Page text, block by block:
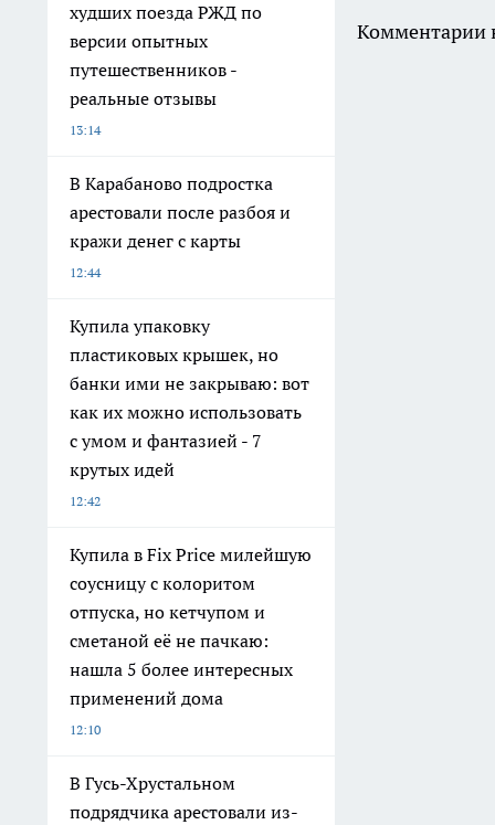
худших поезда РЖД по
версии опытных
путешественников -
реальные отзывы
13:14
В Карабаново подростка
арестовали после разбоя и
кражи денег с карты
12:44
Купила упаковку
пластиковых крышек, но
банки ими не закрываю: вот
как их можно использовать
с умом и фантазией - 7
крутых идей
12:42
Купила в Fix Price милейшую
соусницу с колоритом
отпуска, но кетчупом и
сметаной её не пачкаю:
нашла 5 более интересных
применений дома
12:10
В Гусь-Хрустальном
подрядчика арестовали из-
Комментарии